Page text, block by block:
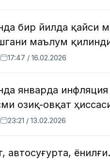
бир йилда қайси
маълум
17:47 / 16.02.2026
январда
озиқ-овқат
23:21 / 13.02.2026
автосуғурта,